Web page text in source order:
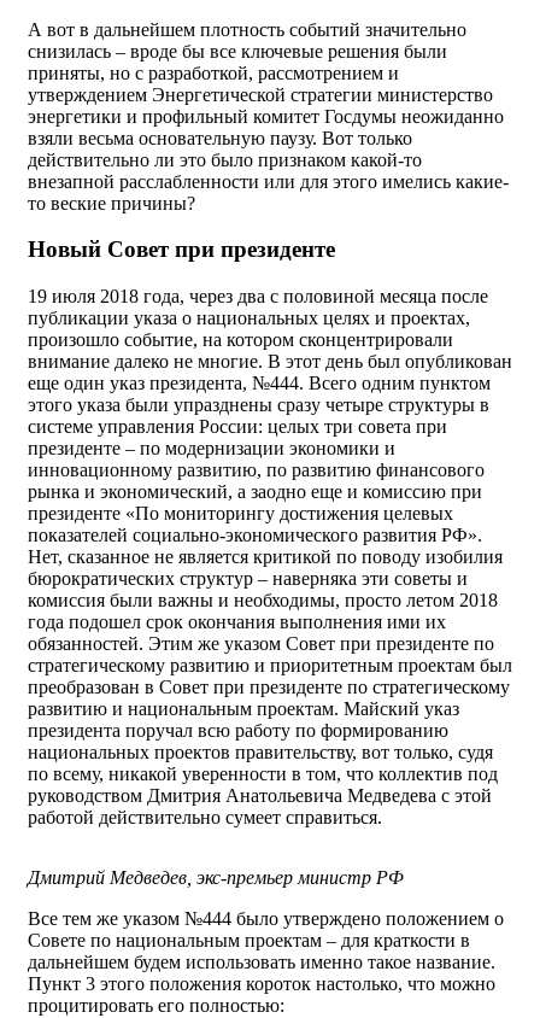
А вот в дальнейшем плотность событий значительно
снизилась – вроде бы все ключевые решения были
приняты, но с разработкой, рассмотрением и
утверждением Энергетической стратегии министерство
энергетики и профильный комитет Госдумы неожиданно
взяли весьма основательную паузу. Вот только
действительно ли это было признаком какой-то
внезапной расслабленности или для этого имелись какие-
то веские причины?
Новый Совет при президенте
19 июля 2018 года, через два с половиной месяца после
публикации указа о национальных целях и проектах,
произошло событие, на котором сконцентрировали
внимание далеко не многие. В этот день был опубликован
еще один указ президента, №444. Всего одним пунктом
этого указа были упразднены сразу четыре структуры в
системе управления России: целых три совета при
президенте – по модернизации экономики и
инновационному развитию, по развитию финансового
рынка и экономический, а заодно еще и комиссию при
президенте «По мониторингу достижения целевых
показателей социально-экономического развития РФ».
Нет, сказанное не является критикой по поводу изобилия
бюрократических структур – наверняка эти советы и
комиссия были важны и необходимы, просто летом 2018
года подошел срок окончания выполнения ими их
обязанностей. Этим же указом Совет при президенте по
стратегическому развитию и приоритетным проектам был
преобразован в Совет при президенте по стратегическому
развитию и национальным проектам. Майский указ
президента поручал всю работу по формированию
национальных проектов правительству, вот только, судя
по всему, никакой уверенности в том, что коллектив под
руководством Дмитрия Анатольевича Медведева с этой
работой действительно сумеет справиться.
Дмитрий Медведев, экс-премьер министр РФ
Все тем же указом №444 было утверждено положением о
Совете по национальным проектам – для краткости в
дальнейшем будем использовать именно такое название.
Пункт 3 этого положения короток настолько, что можно
процитировать его полностью: